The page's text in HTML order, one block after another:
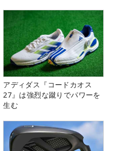
アディダス『コードカオス
27』は強烈な蹴りでパワーを
生む